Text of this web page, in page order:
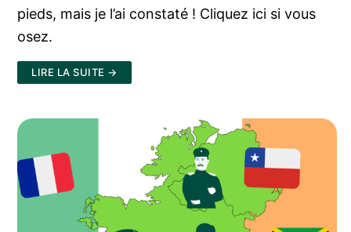
pieds, mais je l’ai constaté ! Cliquez ici si vous
osez.
LIRE LA SUITE →